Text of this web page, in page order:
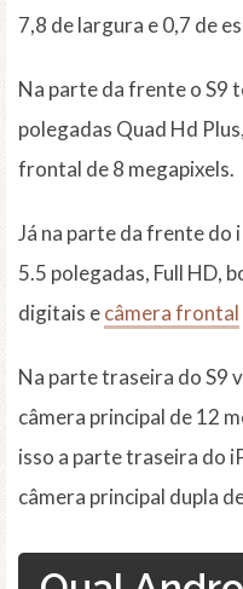
7,8 de largura e 0,7 de
Na parte da frente o S9
polegadas Quad Hd
frontal de 8 megapixels.
Já na parte da frente do
5.5 polegadas, Full HD,
digitais ecâmera frontal
Na parte traseira do S9
câmera principal de 12
isso a parte traseira do
câmera principal dupla